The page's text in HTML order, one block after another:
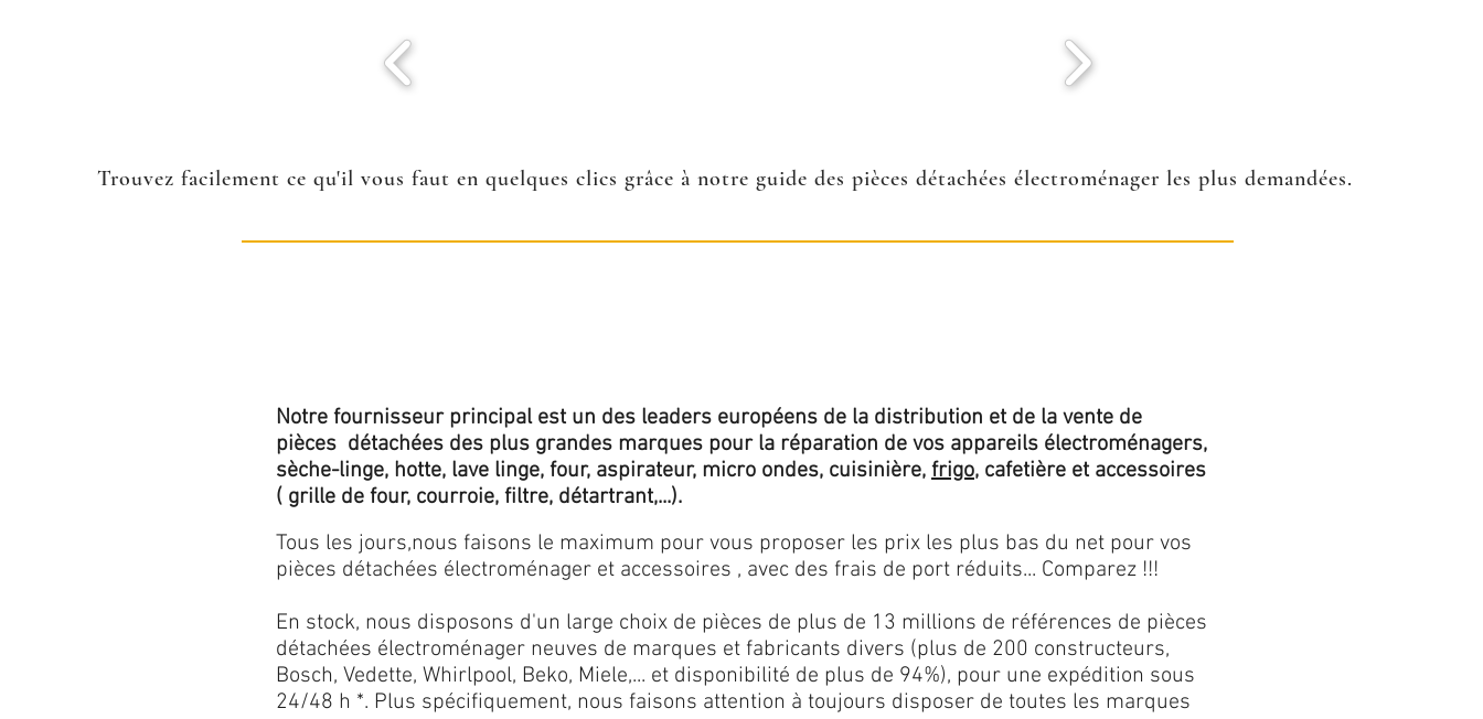
Trouvez facilement ce qu'il vous faut en quelques clics grâce à notre guide des pièces détachées électroménager les plus demandées.
Notre fournisseur principal est un des leaders européens de la distribution et de la vente de
pièces détachées des plus grandes marques pour la réparation de vos appareils électroménagers,
sèche-linge, hotte, lave linge, four, aspirateur, micro ondes, cuisinière, frigo, cafetière et accessoires
( grille de four, courroie, filtre, détartrant,...).
Tous les jours,nous faisons le maximum pour vous proposer les prix les plus bas du net pour vos
pièces détachées électroménager et accessoires , avec des frais de port réduits... Comparez !!!
En stock, nous disposons d'un large choix de pièces de plus de 13 millions de références de pièces
détachées électroménager neuves de marques et fabricants divers (plus de 200 constructeurs,
Bosch, Vedette, Whirlpool, Beko, Miele,... et disponibilité de plus de 94%), pour une expédition sous
24/48 h *. Plus spécifiquement, nous faisons attention à toujours disposer de toutes les marques